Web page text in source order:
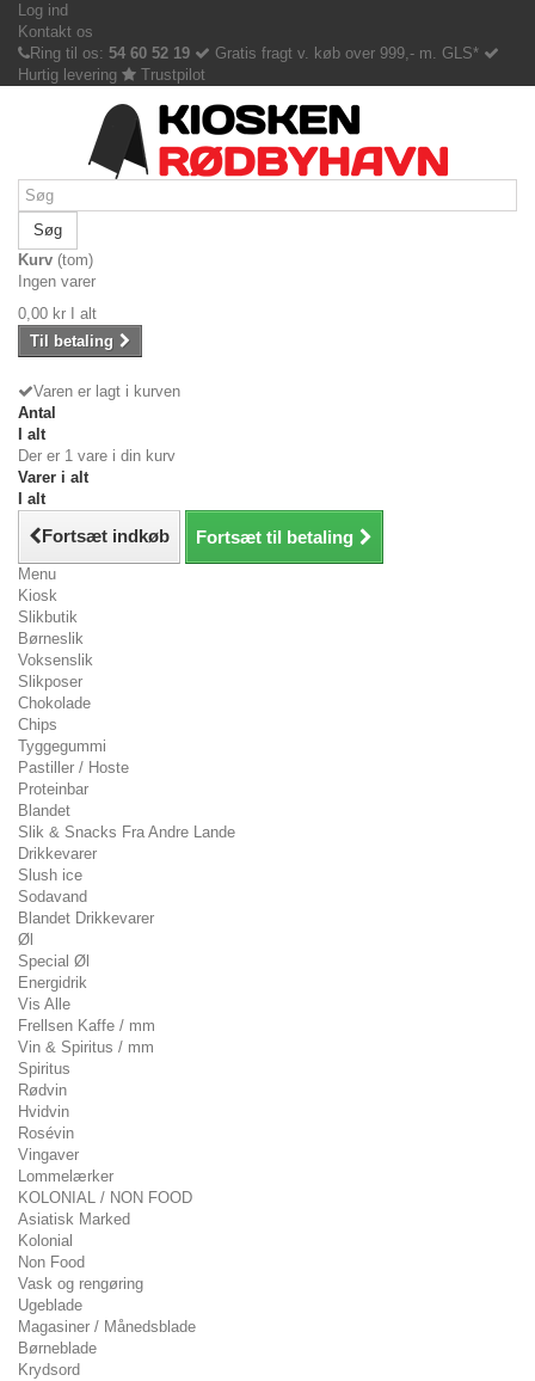
Log ind
Kontakt os
Ring til os: 54 60 52 19
Gratis fragt v. køb over 999,- m. GLS*
Hurtig levering
Trustpilot
Søg
Kurv (tom)
Ingen varer
0,00 kr
I alt
Til betaling
Varen er lagt i kurven
Antal
I alt
Der er 1 vare i din kurv
Varer i alt
I alt
Fortsæt indkøb Fortsæt til betaling
Menu
Kiosk
Slikbutik
Børneslik
Voksenslik
Slikposer
Chokolade
Chips
Tyggegummi
Pastiller / Hoste
Proteinbar
Blandet
Slik & Snacks Fra Andre Lande
Drikkevarer
Slush ice
Sodavand
Blandet Drikkevarer
Øl
Special Øl
Energidrik
Vis Alle
Frellsen Kaffe / mm
Vin & Spiritus / mm
Spiritus
Rødvin
Hvidvin
Rosévin
Vingaver
Lommelærker
KOLONIAL / NON FOOD
Asiatisk Marked
Kolonial
Non Food
Vask og rengøring
Ugeblade
Magasiner / Månedsblade
Børneblade
Krydsord